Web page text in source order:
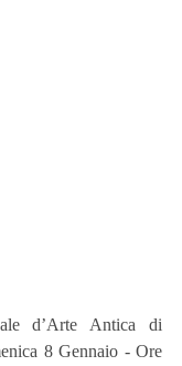
d’Arte Antica di
8 Gennaio - Ore